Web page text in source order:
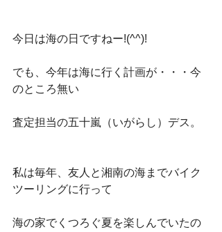
今日は海の日ですねー!(^^)!
でも、今年は海に行く計画が・・・今
のところ無い
査定担当の五十嵐（いがらし）デス。
私は毎年、友人と湘南の海までバイク
ツーリングに行って
海の家でくつろぐ夏を楽しんでいたの